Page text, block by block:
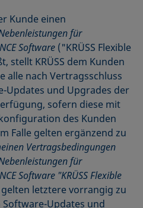
Kunde einen
für
Software ("KRÜSS Flexible
stellt KRÜSS dem Kunden
alle nach Vertragsschluss
Updates und Upgrades der
sofern diese mit
des Kunden
Falle gelten ergänzend zu
Vertragsbedingungen
für
Software "KRÜSS Flexible
letztere vorrangig zu
Software-Updates und